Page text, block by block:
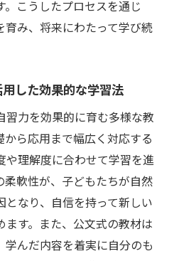
こうしたプロセスを通じ
み、将来にわたって学び続
した効果的な学習法
習力を効果的に育む多様な教
ら応用まで幅広く対応する
理解度に合わせて学習を進
軟性が、子どもたちが自然
となり、自信を持って新しい
す。また、公文式の教材は
んだ内容を着実に自分のも